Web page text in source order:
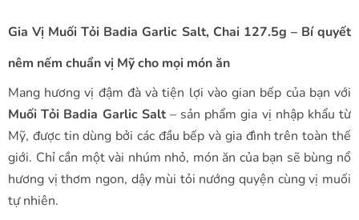
Gia Vị Muối Tỏi Badia Garlic Salt, Chai 127.5g – Bí quyết
nêm nếm chuẩn vị Mỹ cho mọi món ăn
Mang hương vị đậm đà và tiện lợi vào gian bếp của bạn với
Muối Tỏi Badia Garlic Salt– sản phẩm gia vị nhập khẩu từ
Mỹ, được tin dùng bởi các đầu bếp và gia đình trên toàn thế
giới. Chỉ cần một vài nhúm nhỏ, món ăn của bạn sẽ bùng nổ
hương vị thơm ngon, dậy mùi tỏi nướng quyện cùng vị muối
tự nhiên.